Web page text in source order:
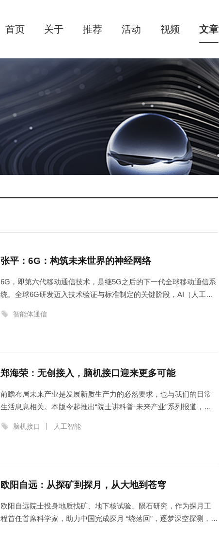
首页 关于 推荐 活动 视频 文章
张平：6G：构筑未来世界的神经网络
6G，即第六代移动通信技术，是继5G之后的下一代全球移动通信系
统。全球6G研发迈入技术验证与标准制定的关键阶段，AI（人工智
关重要。 作为基础性、先导性未来产业，6G将如何重塑我们的生活
智能体通信
郑海荣：无创接入，脑机接口迎来更多可能
前瞻布局未来产业是发展新质生产力的必然要求，也与我们的日常
生活息息相关。本版今起推出“院士讲科普·未来产业”系列报道，跟
产业发展的脉动。本期，中国科学院院士、南京大学常务副校长郑...
脑机接口 人工智能
欧阳自远：从探矿到探月，从大地到苍穹
欧阳自远院士投身地质找矿、地下核试验、陨石研究，作为探月工
程首任首席科学家，助力中国完成探月 “绕落回”，逐梦深空探测，始